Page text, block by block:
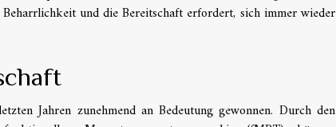
und die Bereitschaft erfordert, sich immer wieder
Jahren zunehmend an Bedeutung gewonnen. Durch den